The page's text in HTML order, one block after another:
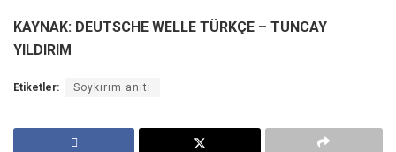
KAYNAK: DEUTSCHE WELLE TÜRKÇE – TUNCAY
YILDIRIM
Etiketler: Soykırım anıtı